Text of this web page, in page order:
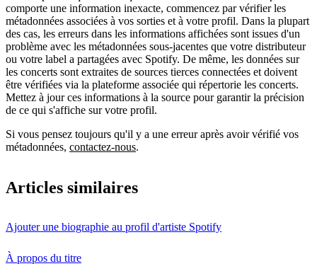
comporte une information inexacte, commencez par vérifier les
métadonnées associées à vos sorties et à votre profil. Dans la plupart
des cas, les erreurs dans les informations affichées sont issues d'un
problème avec les métadonnées sous-jacentes que votre distributeur
ou votre label a partagées avec Spotify. De même, les données sur
les concerts sont extraites de sources tierces connectées et doivent
être vérifiées via la plateforme associée qui répertorie les concerts.
Mettez à jour ces informations à la source pour garantir la précision
de ce qui s'affiche sur votre profil.
Si vous pensez toujours qu'il y a une erreur après avoir vérifié vos
métadonnées, contactez-nous.
Articles similaires
Ajouter une biographie au profil d'artiste Spotify
À propos du titre